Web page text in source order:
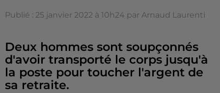
Publié : 25 janvier 2022 à 10h24 par Arnaud Laurenti
Deux hommes sont soupçonnés
d'avoir transporté le corps jusqu'à
la poste pour toucher l'argent de
sa retraite.